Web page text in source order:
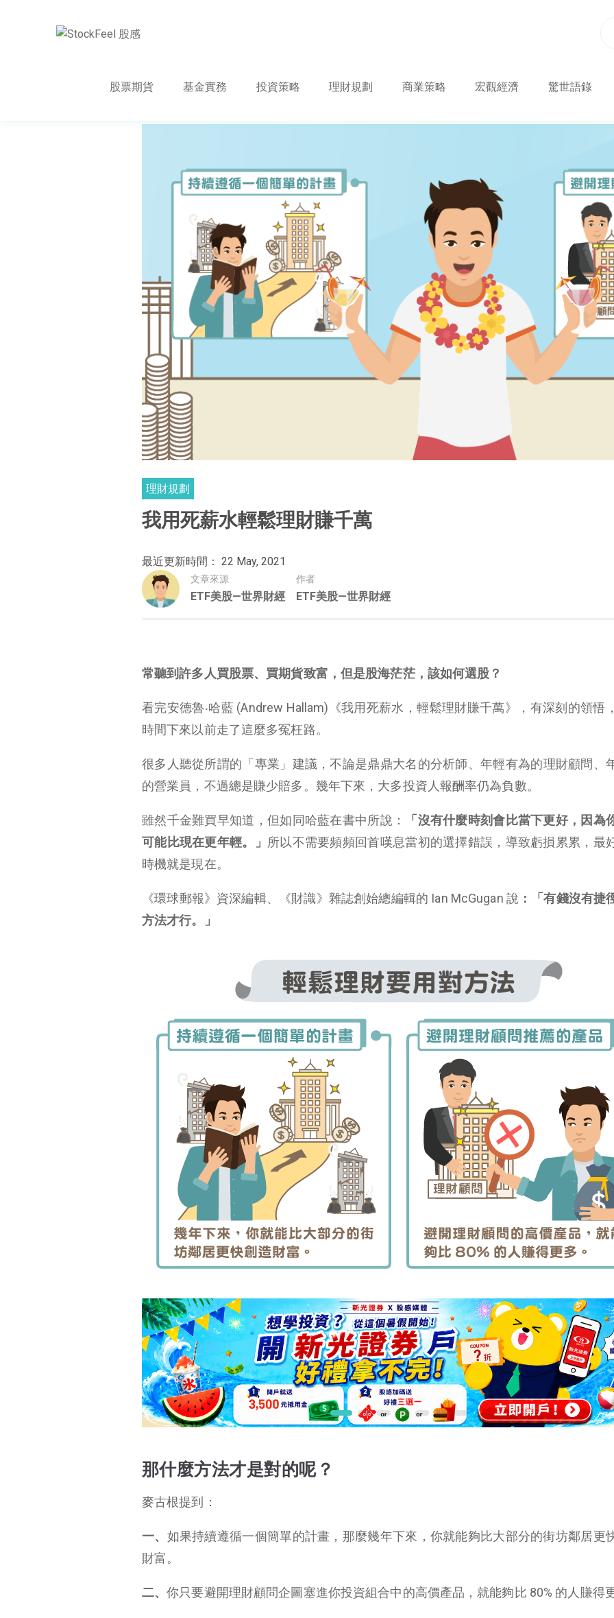
股票期貨 基金實務 投資策略 理財規劃 商業策略 宏觀經濟 驚世語錄
理財規劃
我用死薪水輕鬆理財賺千萬
最近更新時間： 22 May, 2021
文章來源
ETF美股—世界財經
作者
ETF美股—世界財經
常聽到許多人買股票、買期貨致富，但是股海茫茫，該如何選股？
看完安德魯‧哈藍 (Andrew Hallam)《我用死薪水，輕鬆理財賺千萬》，有深刻的領悟
時間下來以前走了這麼多冤枉路。
很多人聽從所謂的「專業」建議，不論是鼎鼎大名的分析師、年輕有為的理財顧問、
的營業員，不過總是賺少賠多。幾年下來，大多投資人報酬率仍為負數。
雖然千金難買早知道，但如同哈藍在書中所說：
「沒有什麼時刻會比當下更好，因為
可能比現在更年輕。」 所以不需要頻頻回首嘆息當初的選擇錯誤，導致虧損累累，最
時機就是現在。
《環球郵報》資深編輯、《財識》雜誌創始總編輯的 Ian McGugan 說 ：「有錢沒有捷
方法才行。」
那什麼方法才是對的呢？
麥古根提到：
一、 如果持續遵循一個簡單的計畫，那麼幾年下來，你就能夠比大部分的街坊鄰居更
財富。
二、你只要避開理財顧問企圖塞進你投資組合中的高價產品，就能夠比 80% 的人賺得